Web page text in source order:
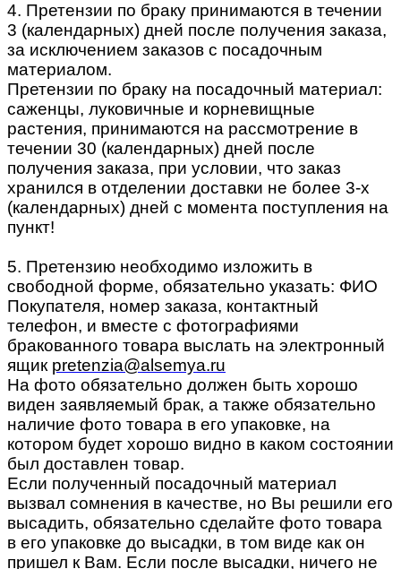
4. Претензии по браку принимаются в течении
3 (календарных) дней после получения заказа,
за исключением заказов с посадочным
материалом.
Претензии по браку на посадочный материал:
саженцы, луковичные и корневищные
растения, принимаются на рассмотрение в
течении 30 (календарных) дней после
получения заказа, при условии, что заказ
хранился в отделении доставки не более 3-х
(календарных) дней с момента поступления на
пункт!
5. Претензию необходимо изложить в
свободной форме, обязательно указать: ФИО
Покупателя, номер заказа, контактный
телефон, и вместе с фотографиями
бракованного товара выслать на электронный
ящик pretenzia@alsemya.ru
На фото обязательно должен быть хорошо
виден заявляемый брак, а также обязательно
наличие фото товара в его упаковке, на
котором будет хорошо видно в каком состоянии
был доставлен товар.
Если полученный посадочный материал
вызвал сомнения в качестве, но Вы решили его
высадить, обязательно сделайте фото товара
в его упаковке до высадки, в том виде как он
пришел к Вам. Если после высадки, ничего не